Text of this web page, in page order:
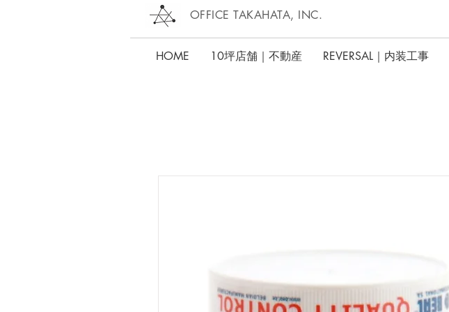
OFFICE TAKAHATA, INC.
HOME 10坪店舗｜不動産 REVERSAL｜内装工事